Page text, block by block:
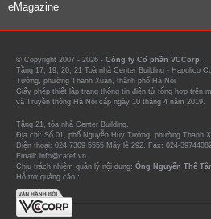
eMagazine
© Copyright 2007 - 2026 - Công ty Cổ phần VCCorp.
Tầng 17, 19, 20, 21 Toà nhà Center Building - Hapulico
Tưởng, phường Thanh Xuân, thành phố Hà Nội
Giấy phép thiết lập trang thông tin điện tử tổng hợp trên
và Truyền thông Hà Nội cấp ngày 10 tháng 4 năm 2019.
Tầng 21, tòa nhà Center Building.
Địa chỉ: Số 01, phố Nguyễn Huy Tưởng, phường Thanh
Điện thoại: 024 7309 5555 Máy lẻ 292. Fax: 024-
Email: info@cafef.vn
Chịu trách nhiệm quản lý nội dung: Ông Nguyễn Thế
Hỗ trợ quảng cáo :